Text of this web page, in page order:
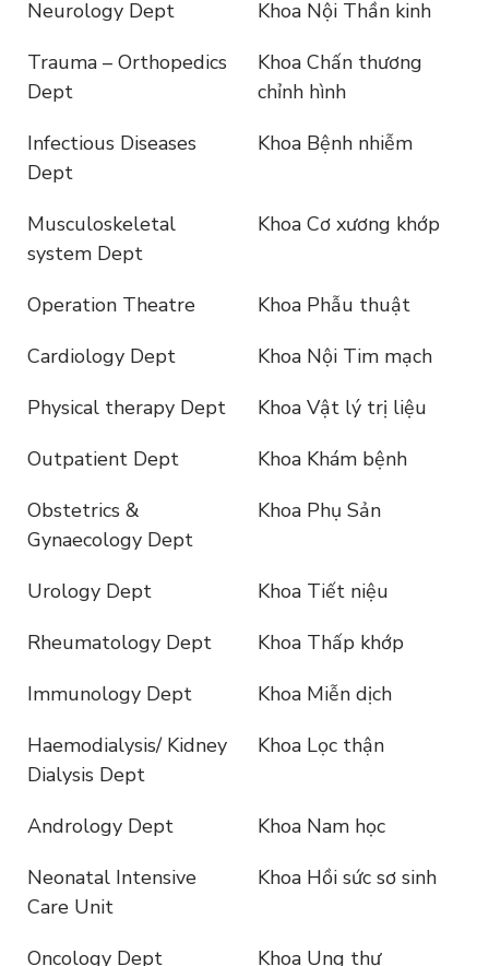
Neurology Dept
Khoa Nội Thần kinh
Trauma – Orthopedics
Dept
Khoa Chấn thương
chỉnh hình
Infectious Diseases
Dept
Khoa Bệnh nhiễm
Musculoskeletal
system Dept
Khoa Cơ xương khớp
Operation Theatre
Khoa Phẫu thuật
Cardiology Dept
Khoa Nội Tim mạch
Physical therapy Dept
Khoa Vật lý trị liệu
Outpatient Dept
Khoa Khám bệnh
Obstetrics &
Gynaecology Dept
Khoa Phụ Sản
Urology Dept
Khoa Tiết niệu
Rheumatology Dept
Khoa Thấp khớp
Immunology Dept
Khoa Miễn dịch
Haemodialysis/ Kidney
Dialysis Dept
Khoa Lọc thận
Andrology Dept
Khoa Nam học
Neonatal Intensive
Care Unit
Khoa Hồi sức sơ sinh
Oncology Dept
Khoa Ung thư